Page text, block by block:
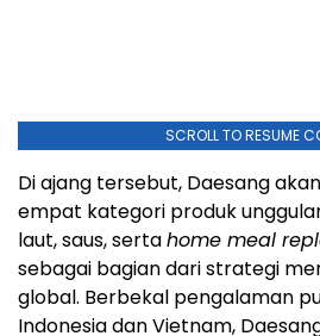
SCROLL TO RESUME
Di ajang tersebut, Daesang
empat kategori produk
laut, saus, sertahome meal
sebagai bagian dari strategi
global. Berbekal pengalaman
Indonesia dan Vietnam,